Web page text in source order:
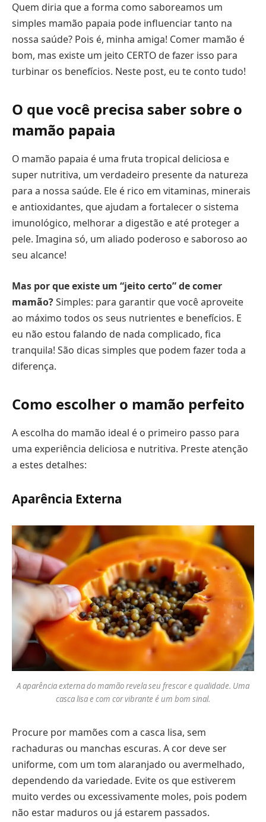
Quem diria que a forma como saboreamos um
simples mamão papaia pode influenciar tanto na
nossa saúde? Pois é, minha amiga! Comer mamão é
bom, mas existe um jeito CERTO de fazer isso para
turbinar os benefícios. Neste post, eu te conto tudo!
O que você precisa saber sobre o
mamão papaia
O mamão papaia é uma fruta tropical deliciosa e
super nutritiva, um verdadeiro presente da natureza
para a nossa saúde. Ele é rico em vitaminas, minerais
e antioxidantes, que ajudam a fortalecer o sistema
imunológico, melhorar a digestão e até proteger a
pele. Imagina só, um aliado poderoso e saboroso ao
seu alcance!
Mas por que existe um “jeito certo” de comer
mamão?Simples: para garantir que você aproveite
ao máximo todos os seus nutrientes e benefícios. E
eu não estou falando de nada complicado, fica
tranquila! São dicas simples que podem fazer toda a
diferença.
Como escolher o mamão perfeito
A escolha do mamão ideal é o primeiro passo para
uma experiência deliciosa e nutritiva. Preste atenção
a estes detalhes:
Aparência Externa
A aparência externa do mamão revela seu frescor e qualidade. Uma
casca lisa e com cor vibrante é um bom sinal.
Procure por mamões com a casca lisa, sem
rachaduras ou manchas escuras. A cor deve ser
uniforme, com um tom alaranjado ou avermelhado,
dependendo da variedade. Evite os que estiverem
muito verdes ou excessivamente moles, pois podem
não estar maduros ou já estarem passados.